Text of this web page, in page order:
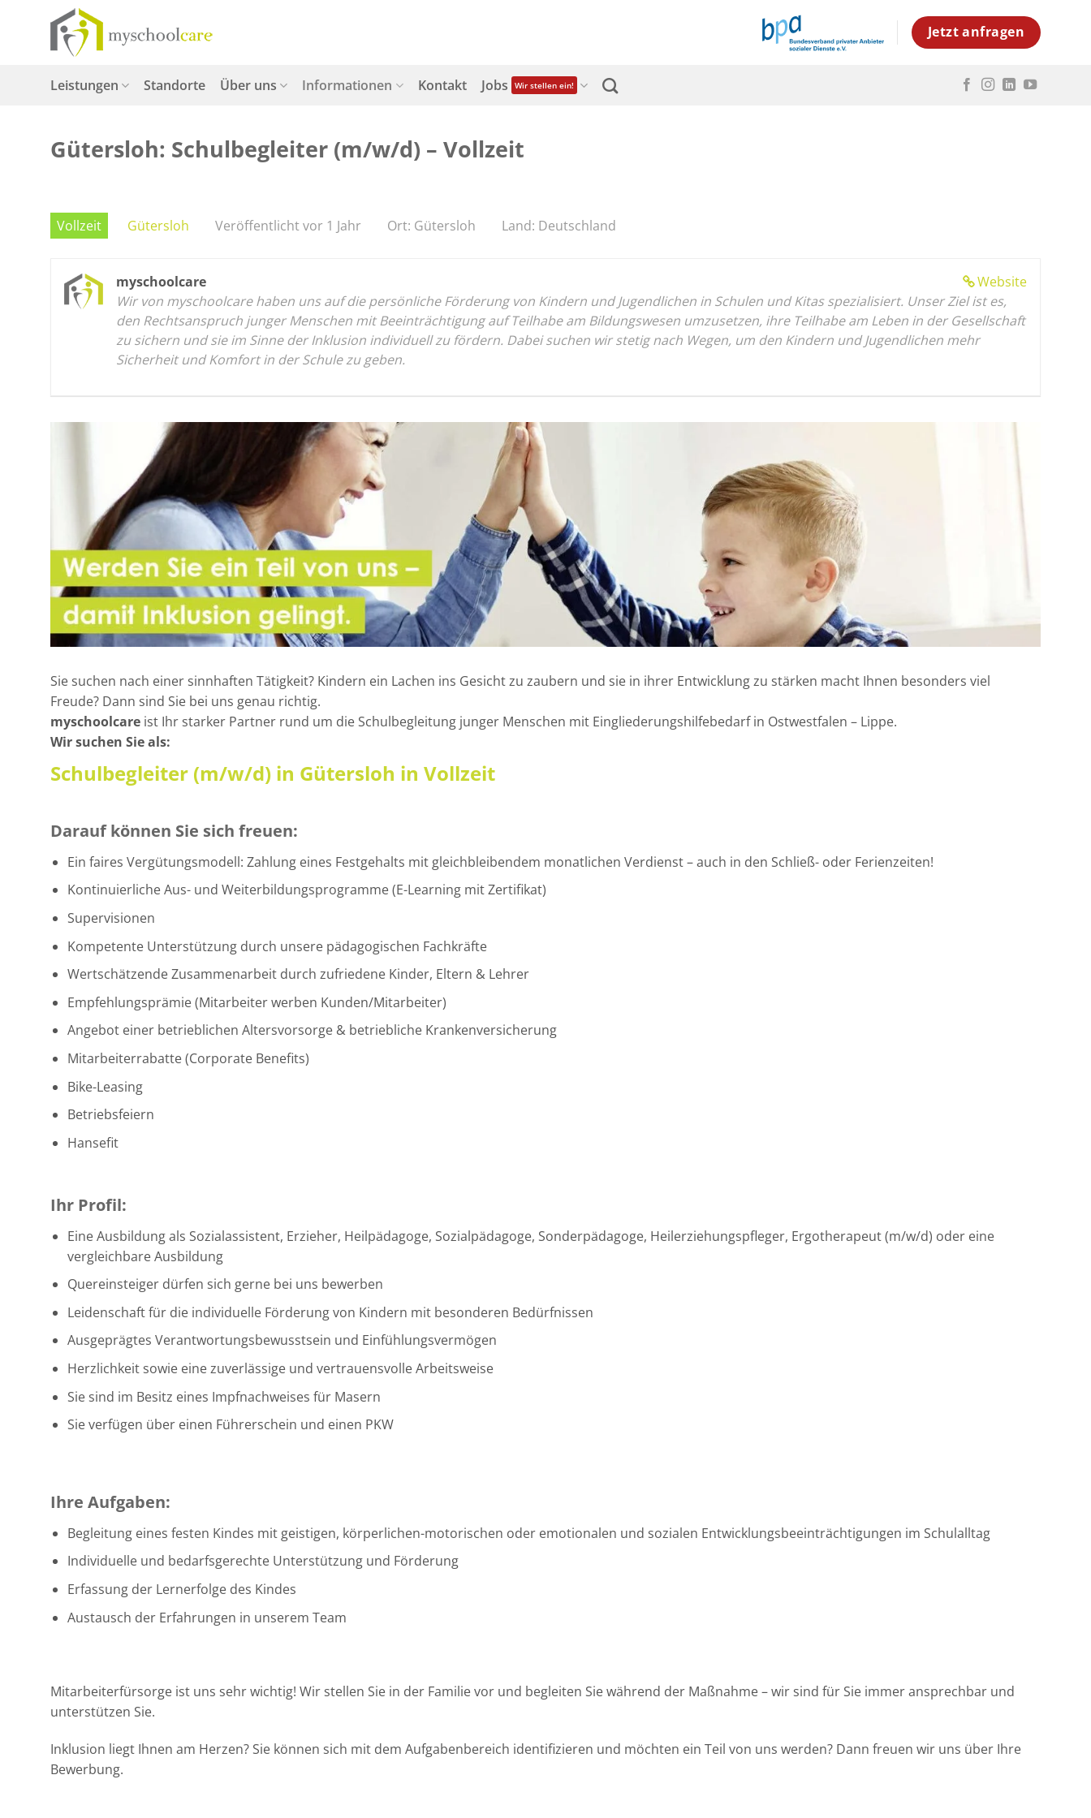
springen
Jetzt anfragen
Leistungen Standorte Über uns Informationen Kontakt Jobs Wir stellen ein!
Gütersloh: Schulbegleiter (m/w/d) – Vollzeit
Vollzeit Gütersloh Veröffentlicht vor 1 Jahr Ort: Gütersloh Land: Deutschland
Website
myschoolcare
Wir von myschoolcare haben uns auf die persönliche Förderung von Kindern und Jugendlichen in Schulen und Kitas spezialisiert. Unser Ziel ist es,
den Rechtsanspruch junger Menschen mit Beeinträchtigung auf Teilhabe am Bildungswesen umzusetzen, ihre Teilhabe am Leben in der Gesellschaft
zu sichern und sie im Sinne der Inklusion individuell zu fördern. Dabei suchen wir stetig nach Wegen, um den Kindern und Jugendlichen mehr
Sicherheit und Komfort in der Schule zu geben.
Sie suchen nach einer sinnhaften Tätigkeit? Kindern ein Lachen ins Gesicht zu zaubern und sie in ihrer Entwicklung zu stärken macht Ihnen besonders viel
Freude? Dann sind Sie bei uns genau richtig.
myschoolcare ist Ihr starker Partner rund um die Schulbegleitung junger Menschen mit Eingliederungshilfebedarf in Ostwestfalen – Lippe.
Wir suchen Sie als:
Schulbegleiter (m/w/d) in Gütersloh in Vollzeit
Darauf können Sie sich freuen:
Ein faires Vergütungsmodell: Zahlung eines Festgehalts mit gleichbleibendem monatlichen Verdienst – auch in den Schließ- oder Ferienzeiten!
Kontinuierliche Aus- und Weiterbildungsprogramme (E-Learning mit Zertifikat)
Supervisionen
Kompetente Unterstützung durch unsere pädagogischen Fachkräfte
Wertschätzende Zusammenarbeit durch zufriedene Kinder, Eltern & Lehrer
Empfehlungsprämie (Mitarbeiter werben Kunden/Mitarbeiter)
Angebot einer betrieblichen Altersvorsorge & betriebliche Krankenversicherung
Mitarbeiterrabatte (Corporate Benefits)
Bike-Leasing
Betriebsfeiern
Hansefit
Ihr Profil:
Eine Ausbildung als Sozialassistent, Erzieher, Heilpädagoge, Sozialpädagoge, Sonderpädagoge, Heilerziehungspfleger, Ergotherapeut (m/w/d) oder eine
vergleichbare Ausbildung
Quereinsteiger dürfen sich gerne bei uns bewerben
Leidenschaft für die individuelle Förderung von Kindern mit besonderen Bedürfnissen
Ausgeprägtes Verantwortungsbewusstsein und Einfühlungsvermögen
Herzlichkeit sowie eine zuverlässige und vertrauensvolle Arbeitsweise
Sie sind im Besitz eines Impfnachweises für Masern
Sie verfügen über einen Führerschein und einen PKW
Ihre Aufgaben:
Begleitung eines festen Kindes mit geistigen, körperlichen-motorischen oder emotionalen und sozialen Entwicklungsbeeinträchtigungen im Schulalltag
Individuelle und bedarfsgerechte Unterstützung und Förderung
Erfassung der Lernerfolge des Kindes
Austausch der Erfahrungen in unserem Team
Mitarbeiterfürsorge ist uns sehr wichtig! Wir stellen Sie in der Familie vor und begleiten Sie während der Maßnahme – wir sind für Sie immer ansprechbar und
unterstützen Sie.
Inklusion liegt Ihnen am Herzen? Sie können sich mit dem Aufgabenbereich identifizieren und möchten ein Teil von uns werden? Dann freuen wir uns über Ihre
Bewerbung.